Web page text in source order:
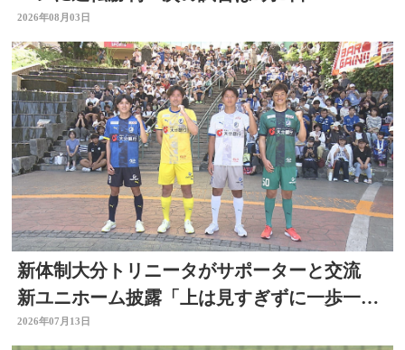
2026年08月03日
新体制大分トリニータがサポーターと交流
新ユニホーム披露「上は見すぎずに一歩一
歩」リーグ開幕直前
2026年07月13日